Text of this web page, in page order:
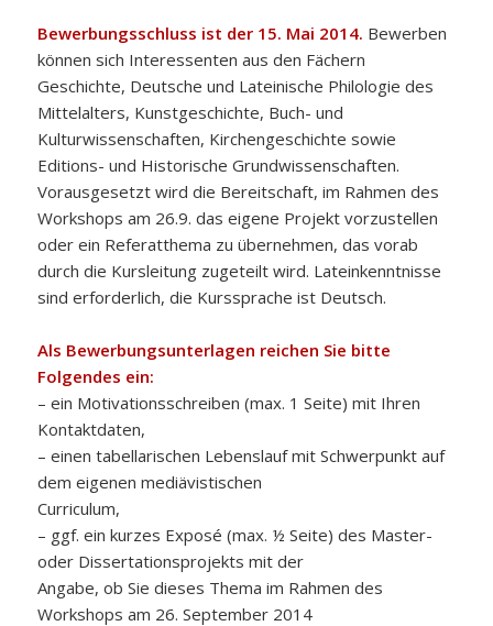
Bewerbungsschluss ist der 15. Mai 2014. Bewerben
können sich Interessenten aus den Fächern
Geschichte, Deutsche und Lateinische Philologie des
Mittelalters, Kunstgeschichte, Buch- und
Kulturwissenschaften, Kirchengeschichte sowie
Editions- und Historische Grundwissenschaften.
Vorausgesetzt wird die Bereitschaft, im Rahmen des
Workshops am 26.9. das eigene Projekt vorzustellen
oder ein Referatthema zu übernehmen, das vorab
durch die Kursleitung zugeteilt wird. Lateinkenntnisse
sind erforderlich, die Kurssprache ist Deutsch.
Als Bewerbungsunterlagen reichen Sie bitte
Folgendes ein:
– ein Motivationsschreiben (max. 1 Seite) mit Ihren
Kontaktdaten,
– einen tabellarischen Lebenslauf mit Schwerpunkt auf
dem eigenen mediävistischen
Curriculum,
– ggf. ein kurzes Exposé (max. ½ Seite) des Master-
oder Dissertationsprojekts mit der
Angabe, ob Sie dieses Thema im Rahmen des
Workshops am 26. September 2014